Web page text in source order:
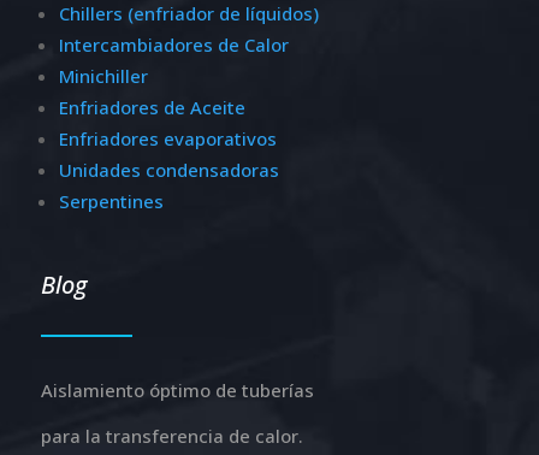
Chillers (enfriador de líquidos)
Intercambiadores de Calor
Minichiller
Enfriadores de Aceite
Enfriadores evaporativos
Unidades condensadoras
Serpentines
Blog
Aislamiento óptimo de tuberías
para la transferencia de calor.